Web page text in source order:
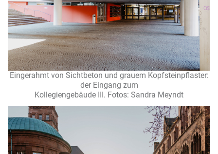
Eingerahmt von Sichtbeton und grauem Kopfsteinpflaster:
der Eingang zum
Kollegiengebäude III. Fotos: Sandra Meyndt